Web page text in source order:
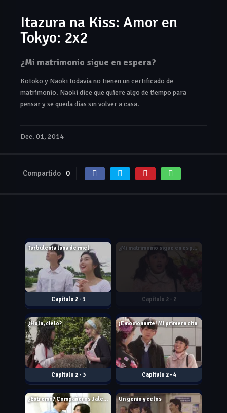
Itazura na Kiss: Amor en
Tokyo: 2x2
¿Mi matrimonio sigue en espera?
Kotoko y Naoki todavía no tienen un certificado de
matrimonio. Naoki dice que quiere algo de tiempo para
pensar y se queda días sin volver a casa.
Dec. 01, 2014
Compartido 0
2 - 1
Turbulenta luna de miel
2 - 2
¿Mi matrimonio sigue en espera?
2 - 3
¿Hola, cielo?
Dec. 15, 2014
2 - 4
¡Emocionante! Mi primera cita
¿Extremo? Compañeros Jaleco blancos
Dec. 29, 2014
Un genio y celos
Jan. 05, 2015